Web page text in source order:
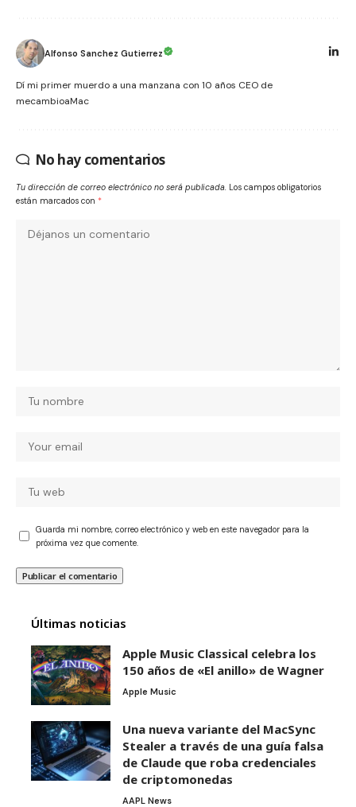
Alfonso Sanchez Gutierrez
Dí mi primer muerdo a una manzana con 10 años CEO de
mecambioaMac
No hay comentarios
Tu dirección de correo electrónico no será publicada. Los campos obligatorios
están marcados con *
Guarda mi nombre, correo electrónico y web en este navegador para la
próxima vez que comente.
Últimas noticias
Apple Music Classical celebra los
150 años de «El anillo» de Wagner
Apple Music
Una nueva variante del MacSync
Stealer a través de una guía falsa
de Claude que roba credenciales
de criptomonedas
AAPL News